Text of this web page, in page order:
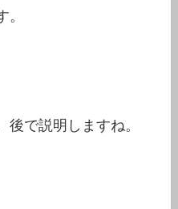
後で説明しますね。